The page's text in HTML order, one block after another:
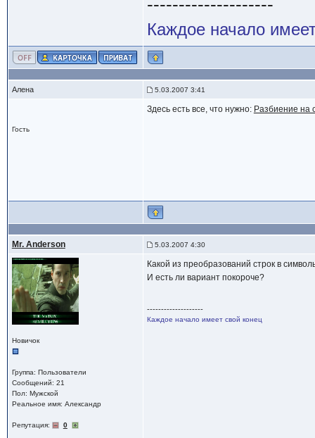
--------------------
Каждое начало
Алена 5.03.2007 3:41
Гость
Здесь есть все, что нужно: Разбиение на
Mr. Anderson 5.03.2007 4:30
Новичок
Группа: Пользователи
Сообщений: 21
Пол: Мужской
Реальное имя: Александр
Репутация: 0
Какой из преобразований строк в
И есть ли вариант покороче?
--------------------
Каждое начало имеет свой конец